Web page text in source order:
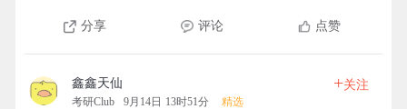
分享 评论 点赞
鑫鑫天仙
考研Club 9月14日 13时51分 精选
+关注